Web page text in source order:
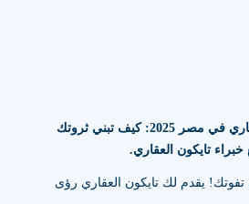
الاستثمار العقاري في مصر 2025: كيف تبني ثروتك
خبراء تايكون العقاري.
تفوتك! يقدم لك تايكون العقاري رؤى